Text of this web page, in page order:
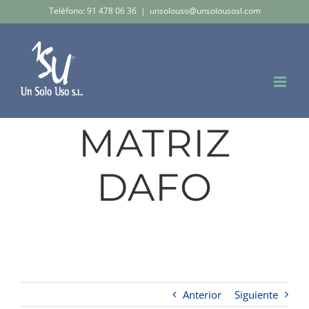
contenido
Teléfono: 91 478 06 36 | unsolouso@unsolousosl.com
MATRIZ
DAFO
Anterior Siguiente